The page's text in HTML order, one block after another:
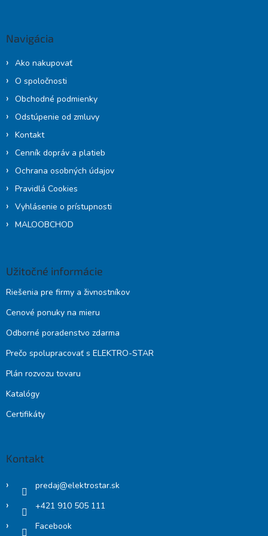
Navigácia
Ako nakupovať
O spoločnosti
Obchodné podmienky
Odstúpenie od zmluvy
Kontakt
Cenník dopráv a platieb
Ochrana osobných údajov
Pravidlá Cookies
Vyhlásenie o prístupnosti
MALOOBCHOD
Užitočné informácie
Riešenia pre firmy a živnostníkov
Cenové ponuky na mieru
Odborné poradenstvo zdarma
Prečo spolupracovať s ELEKTRO-STAR
Plán rozvozu tovaru
Katalógy
Certifikáty
Kontakt
predaj@elektrostar.sk
+421 910 505 111
Facebook